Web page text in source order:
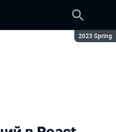
Сезон:
2023 Spring